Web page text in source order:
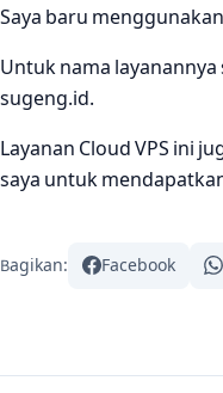
Saya baru
Untuk nama layanannya
sugeng.id.
Layanan Cloud VPS ini
saya untuk
Bagikan: Facebook